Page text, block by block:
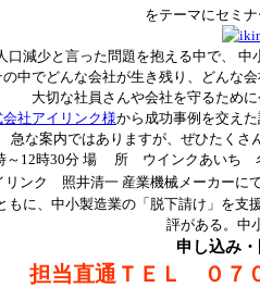
をテーマにセミ
口減少と言った問題を抱える中で、
の中でどんな会社が生き残り、どんな
大切な社員さんや会社を守るため
会社アイリンク様から成功事例を交え
急な案内ではありますが、ぜひたくさ
時30分 場 所 ウインクあいち 名
リンク 照井清一 産業機械メーカーに
に、中小製造業の「脱下請け」を
評がある。中
申し込み
担当直通ＴＥＬ ０７